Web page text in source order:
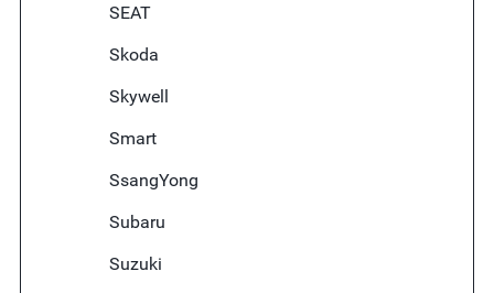
SEAT
Skoda
Skywell
Smart
SsangYong
Subaru
Suzuki